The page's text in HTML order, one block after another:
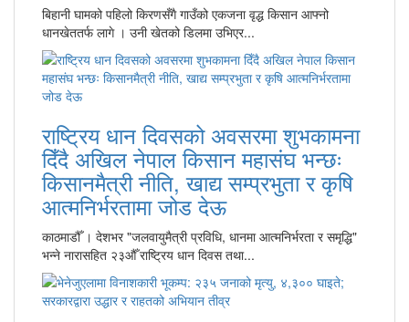
बिहानी घामको पहिलो किरणसँगै गाउँको एकजना वृद्ध किसान आफ्नो
धानखेततर्फ लागे । उनी खेतको डिलमा उभिएर...
राष्ट्रिय धान दिवसको अवसरमा शुभकामना
दिँदै अखिल नेपाल किसान महासंघ भन्छः
किसानमैत्री नीति, खाद्य सम्प्रभुता र कृषि
आत्मनिर्भरतामा जोड देऊ
काठमाडौँ । देशभर "जलवायुमैत्री प्रविधि, धानमा आत्मनिर्भरता र समृद्धि"
भन्ने नारासहित २३औँ राष्ट्रिय धान दिवस तथा...